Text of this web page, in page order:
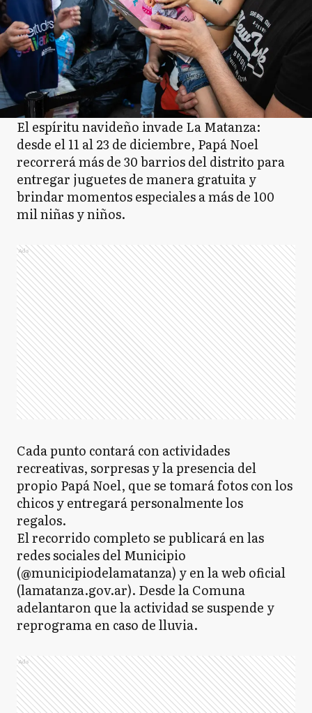
El espíritu navideño invade La Matanza:
desde el 11 al 23 de diciembre, Papá Noel
recorrerá más de 30 barrios del distrito para
entregar juguetes de manera gratuita y
brindar momentos especiales a más de 100
mil niñas y niños.
Ads
Cada punto contará con actividades
recreativas, sorpresas y la presencia del
propio Papá Noel, que se tomará fotos con los
chicos y entregará personalmente los
regalos.
El recorrido completo se publicará en las
redes sociales del Municipio
(@municipiodelamatanza) y en la web oficial
(lamatanza.gov.ar). Desde la Comuna
adelantaron que la actividad se suspende y
reprograma en caso de lluvia.
Ads